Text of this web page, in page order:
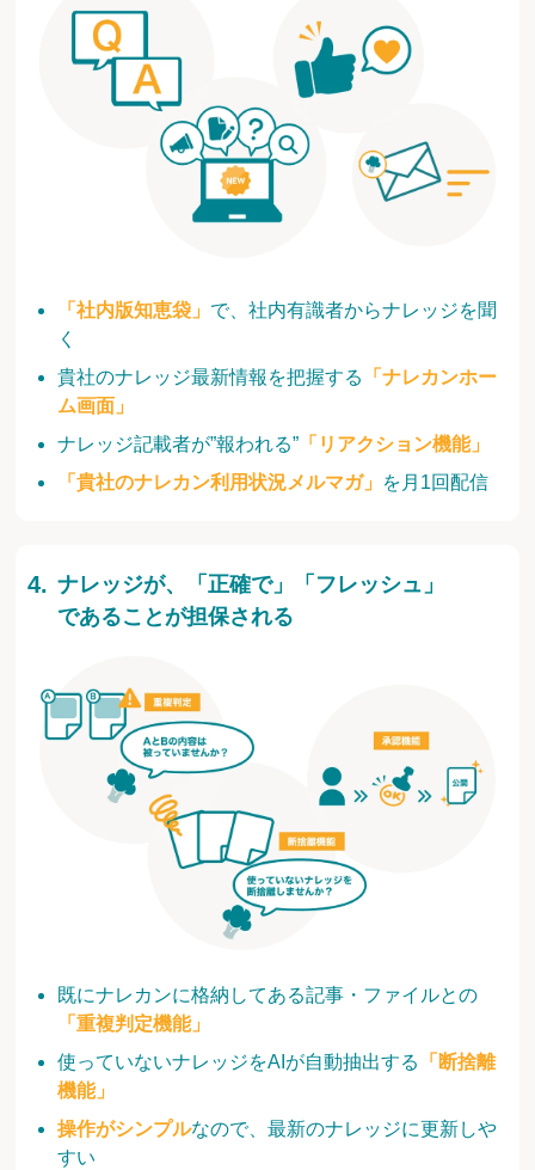
「社内版知恵袋」 で、社内有識者からナレッジを聞
く
貴社のナレッジ最新情報を把握する
「ナレカンホー
ム画面」
ナレッジ記載者が”報われる” 「リアクション機能」
「貴社のナレカン利用状況メルマガ」 を月1回配信
既にナレカンに格納してある記事・ファイルとの
「重複判定機能」
使っていないナレッジをAIが自動抽出する
「断捨離
機能」
操作がシンプルなので、最新のナレッジに更新しや
すい
ナレッジが、「正確で」「フレッシュ」
であることが担保される